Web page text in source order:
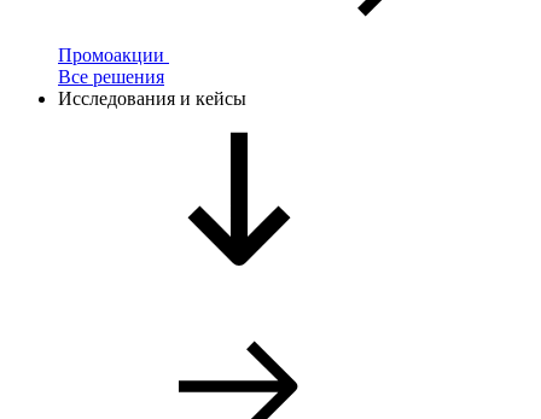
Промоакции
Все решения
Исследования и кейсы